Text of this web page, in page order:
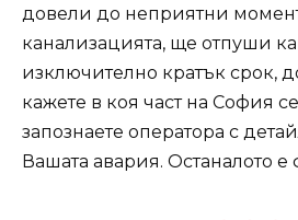
довели до неприятни
канализацията, ще отпуши
изключително кратък срок,
кажете в коя част на София
запознаете оператора с
Вашата авария. Останалото е